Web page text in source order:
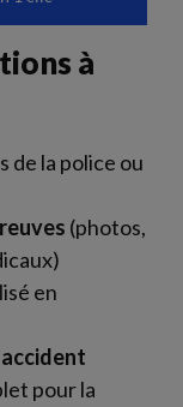
à
de la police ou
(photos,
en
accident
pour la